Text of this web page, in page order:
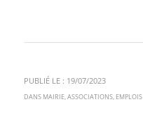
PUBLIÉ LE : 19/07/2023
DANS MAIRIE,ASSOCIATIONS, EMPLOIS